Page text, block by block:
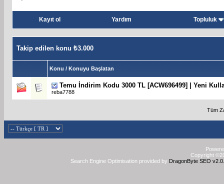
Kayıt ol Yardım Topluluk
Takip edilen konu ₺3.000
Konu / Konuyu Başlatan
Temu İndirim Kodu 3000 TL [ACW696499] | Yeni
reba7788
Tüm
Copyright
Search Engine Optimisation provided by DragonByte SEO